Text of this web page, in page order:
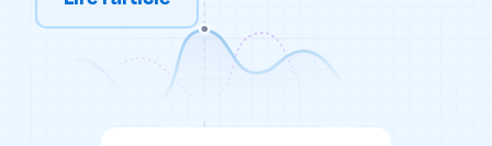
se déplacer en taxi conventionné ? Caree vous explique
tout ce qu’il faut savoir sur les taxis conventionnés !